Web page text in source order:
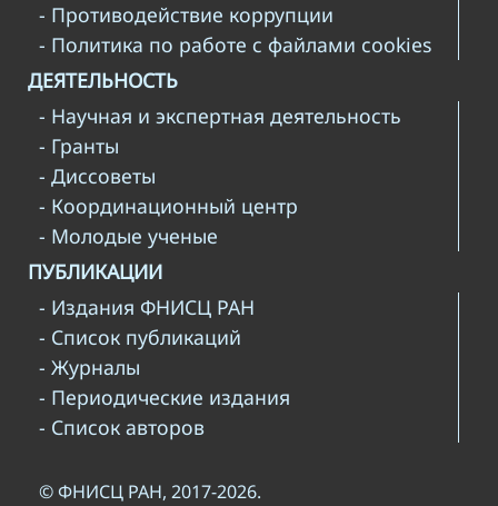
- Противодействие коррупции
- Политика по работе с файлами cookies
ДЕЯТЕЛЬНОСТЬ
- Научная и экспертная деятельность
- Гранты
- Диссоветы
- Координационный центр
- Молодые ученые
ПУБЛИКАЦИИ
- Издания ФНИСЦ РАН
- Список публикаций
- Журналы
- Периодические издания
- Список авторов
© ФНИСЦ РАН, 2017-2026.